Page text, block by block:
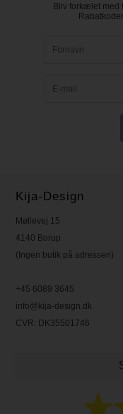
Bliv forkælet med
Kija-Design
Møllevej 15
4140 Borup
(Ingen butik på adressen)
+45 6089 3645
info@kija-design.dk
CVR: DK35501746